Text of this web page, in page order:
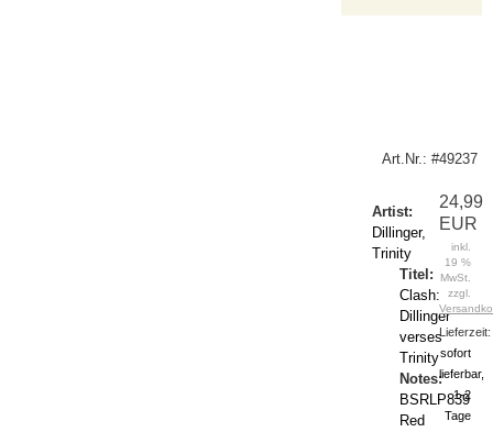
Art.Nr.: #49237
Artist:
Dillinger,
Trinity
Titel:
Clash:
Dillinger
verses
Trinity
Notes:
BSRLP839
Red
24,99
EUR
inkl.
19 %
MwSt.
zzgl.
Lieferzeit:
sofort
lieferbar,
1-2
Tage